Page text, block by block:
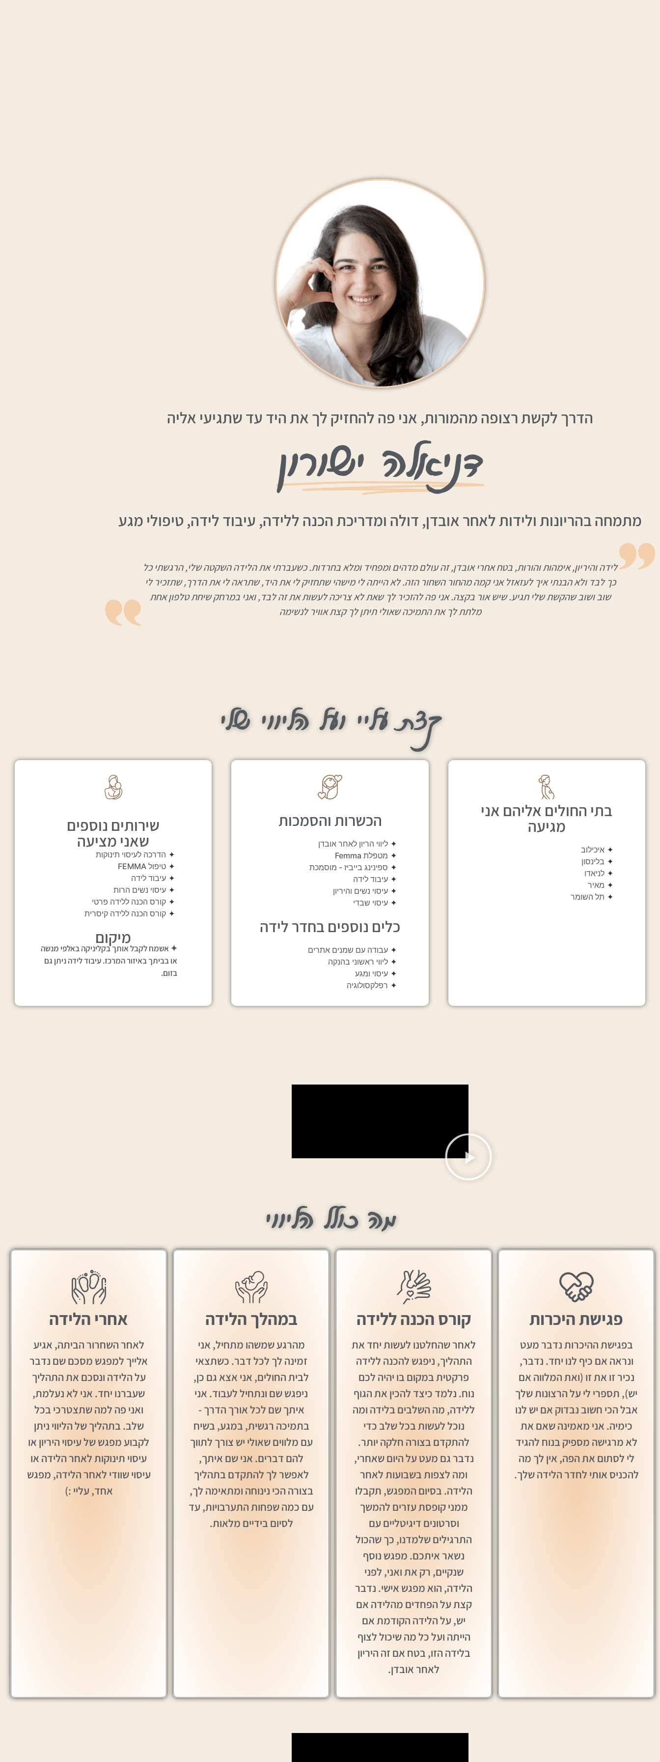
הדרך לקשת רצופה מהמורות, אני פה להחזיק לך את היד עד שתגיעי אליה
דניאלה ישורון
מתמחה בהריונות ולידות לאחר אובדן, דולה ומדריכת הכנה ללידה, עיבוד לידה, טיפולי מגע
לידה והיריון, אימהות והורות, בטח אחרי אובדן, זה עולם מדהים ומפחיד ומלא בחרדות. כשעברתי את הלידה השקטה שלי, הרגשתי כל
כך לבד ולא הבנתי איך לעזאזל אני קמה מהחור השחור הזה. לא הייתה לי מישהי שתחזיק לי את היד, שתראה לי את הדרך, שתזכיר לי
שוב ושוב שהקשת שלי תגיע. שיש אור בקצה. אני פה להזכיר לך שאת לא צריכה לעשות את זה לבד, ואני במרחק שיחת טלפון אחת
מלתת לך את התמיכה שאולי תיתן לך קצת אוויר לנשימה
קצת עליי ועל הליווי שלי
בתי החולים אליהם אני
מגיעה
✦ איכילוב
✦ בלינסון
✦ לניאדו
✦ מאיר
✦ תל השומר
הכשרות והסמכות
✦ליווי הריון לאחר אובדן
✦ מטפלת Femma
✦ ספינינג בייביז - מוסמכת
✦ עיבוד לידה
✦ עיסוי נשים והיריון
✦ עיסוי שבדי
כלים נוספים בחדר לידה
✦עבודה עם שמנים אתרים
✦ ליווי ראשוני בהנקה
✦ עיסוי ומגע
✦ רפלקסולוגיה
שירותים נוספים
שאני מציעה
✦ הדרכה לעיסוי תינוקות
✦ טיפול FEMMA
✦ עיבוד לידה
✦ עיסוי נשים הרות
✦ קורס הכנה ללידה פרטי
✦ קורס הכנה ללידה קיסרית
מיקום
✦ אשמח לקבל אותך בקליניקה באלפי מנשה
או בביתך באיזור המרכז. עיבוד לידה ניתן גם
בזום.
מה כולל הליווי
פגישת היכרות
בפגישת ההיכרות נדבר מעט
ונראה אם כיף לנו יחד. נדבר,
נכיר זו את זו (ואת המלווה אם
יש), תספרי לי על הרצונות שלך
אבל הכי חשוב נבדוק אם יש לנו
כימיה. אני מאמינה שאם את
לא מרגישה מספיק בנוח להגיד
לי לסתום את הפה, אין לך מה
להכניס אותי לחדר הלידה שלך.
קורס הכנה ללידה
לאחר שהחלטנו לעשות יחד את
התהליך, ניפגש להכנה ללידה
פרקטית במקום בו יהיה לכם
נוח. נלמד כיצד להכין את הגוף
ללידה, מה השלבים בלידה ומה
נוכל לעשות בכל שלב כדי
להתקדם בצורה חלקה יותר.
נדבר גם מעט על היום שאחרי,
ומה לצפות בשבועות לאחר
הלידה. בסיום המפגש, תקבלו
ממני קופסת עזרים להמשך
וסרטונים דיגיטליים עם
התרגילים שלמדנו, כך שהכול
נשאר איתכם. מפגש נוסף
שנקיים, רק את ואני, לפני
הלידה, הוא מפגש אישי. נדבר
קצת על הפחדים מהלידה אם
יש, על הלידה הקודמת אם
הייתה ועל כל מה שיכול לצוף
בלידה הזו, בטח אם זה היריון
לאחר אובדן.
במהלך הלידה
מהרגע שמשהו מתחיל, אני
זמינה לך לכל דבר. כשתצאי
לבית החולים, אני אצא גם כן,
ניפגש שם ונתחיל לעבוד. אני
איתך שם לכל אורך הדרך -
בתמיכה רגשית, במגע, בשיח
עם מלווים שאולי יש צורך לתווך
להם דברים. אני שם איתך,
לאפשר לך להתקדם בתהליך
בצורה הכי נינוחה ומתאימה לך,
עם כמה שפחות התערבויות, עד
לסיום בידיים מלאות.
אחרי הלידה
לאחר השחרור הביתה, אגיע
אלייך למפגש מסכם שם נדבר
על הלידה ונסכם את התהליך
שעברנו יחד. אני לא נעלמת,
ואני פה למה שתצטרכי בכל
שלב. בתהליך של הליווי ניתן
לקבוע מפגש של עיסוי היריון או
עיסוי תינוקות לאחר הלידה או
עיסוי שוודי לאחר הלידה, מפגש
אחד, עליי :)